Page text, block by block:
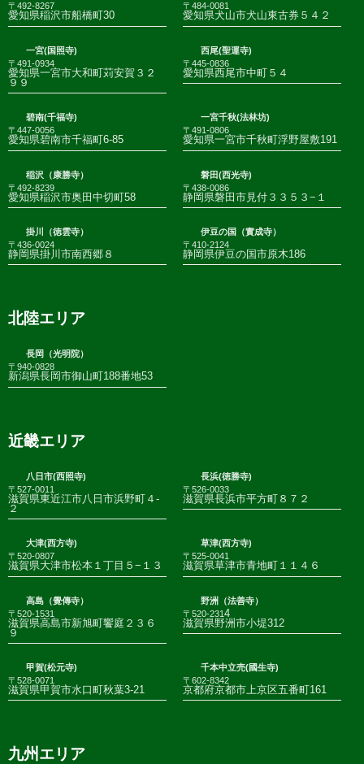
〒492-8267
愛知県稲沢市船橋町30
〒484-0081
愛知県犬山市犬山東古券５４２
一宮(国照寺)
〒491-0934
愛知県一宮市大和町苅安賀３２
９９
西尾(聖運寺)
〒445-0836
愛知県西尾市中町５４
碧南(千福寺)
〒447-0056
愛知県碧南市千福町6-85
一宮千秋(法林坊)
〒491-0806
愛知県一宮市千秋町浮野屋敷191
稲沢（康勝寺）
〒492-8239
愛知県稲沢市奥田中切町58
磐田(西光寺)
〒438-0086
静岡県磐田市見付３３５３−１
掛川（徳雲寺）
〒436-0024
静岡県掛川市南西郷８
伊豆の国（實成寺）
〒410-2124
静岡県伊豆の国市原木186
北陸エリア
長岡（光明院）
〒940-0828
新潟県長岡市御山町188番地53
近畿エリア
八日市(西照寺)
〒527-0011
滋賀県東近江市八日市浜野町４-
２
長浜(徳勝寺)
〒526-0033
滋賀県長浜市平方町８７２
大津(西方寺)
〒520-0807
滋賀県大津市松本１丁目５−１３
草津(西方寺)
〒525-0041
滋賀県草津市青地町１１４６
高島（覺傳寺）
〒520-1531
滋賀県高島市新旭町饗庭２３６
９
野洲（法善寺）
〒520-2314
滋賀県野洲市小堤312
甲賀(松元寺)
〒528-0071
滋賀県甲賀市水口町秋葉3-21
千本中立売(國生寺)
〒602-8342
京都府京都市上京区五番町161
九州エリア